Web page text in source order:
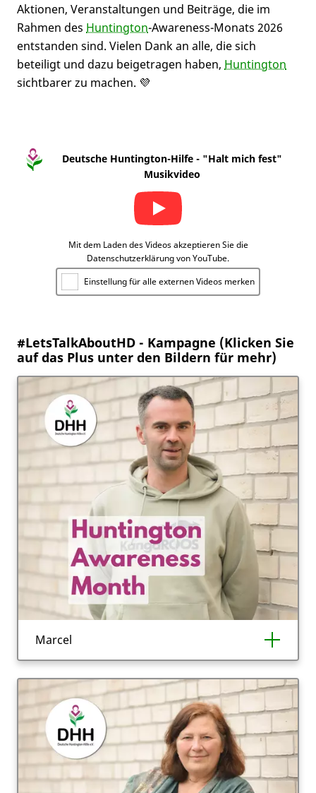
Aktionen, Veranstaltungen und Beiträge, die im
Rahmen des Huntington-Awareness-Monats 2026
entstanden sind. Vielen Dank an alle, die sich
beteiligt und dazu beigetragen haben, Huntington
sichtbarer zu machen. 💜
Deutsche Huntington-Hilfe - "Halt mich fest"
Musikvideo
Mit dem Laden des Videos akzeptieren Sie die
Datenschutzerklärung von YouTube.
Einstellung für alle externen Videos merken
#LetsTalkAboutHD - Kampagne (Klicken Sie
auf das Plus unter den Bildern für mehr)
Marcel
"Mein Name ist Marcel, ich komme aus
Hessen und bin 33 Jahre alt. Seit einem Jahr
weiß ich, dass ichHuntingtonhabe.
Die Krankheit begleitet meine Familie seit
Generationen: Mein Vater, meine Oma, meine
Onkel und meine Cousine hatten Huntington
und sind bereits daran verstorben.